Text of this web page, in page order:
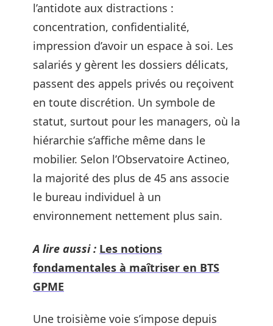
l’antidote aux distractions :
concentration, confidentialité,
impression d’avoir un espace à soi. Les
salariés y gèrent les dossiers délicats,
passent des appels privés ou reçoivent
en toute discrétion. Un symbole de
statut, surtout pour les managers, où la
hiérarchie s’affiche même dans le
mobilier. Selon l’Observatoire Actineo,
la majorité des plus de 45 ans associe
le bureau individuel à un
environnement nettement plus sain.
A lire aussi : Les notions
fondamentales à maîtriser en BTS
GPME
Une troisième voie s’impose depuis